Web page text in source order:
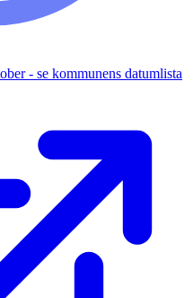
- se kommunens datumlista